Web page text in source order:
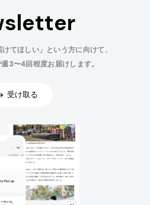
てほしい」という方に向けて、
3〜4回程度お届けします。
受け取る